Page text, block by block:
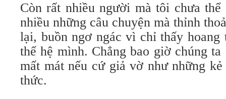
Còn rất nhiều người mà tôi chưa
nhiều những câu chuyện mà thỉnh
lại, buồn ngơ ngác vì chỉ thấy hoang
thế hệ mình. Chẳng bao giờ chúng
mất mát nếu cứ giả vờ như những
thức.